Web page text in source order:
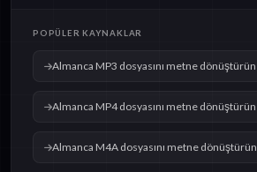
POPÜLER KAYNAKLAR
Almanca MP3 dosyasını metne dönüştürün
Almanca MP4 dosyasını metne dönüştürün
Almanca M4A dosyasını metne dönüştürün